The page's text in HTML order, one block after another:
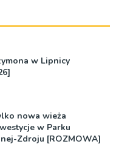
w Lipnicy
nowa wieża
w Parku
Zdroju [ROZMOWA]